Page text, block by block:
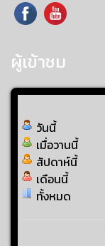
ผู้เข้าชม
วันนี้
เมื่อวานนี้
สัปดาห์นี้
เดือนนี้
ทั้งหมด